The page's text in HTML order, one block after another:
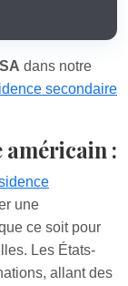
dans notre
secondaire
américain :
une
ce soit pour
Les États-
allant des